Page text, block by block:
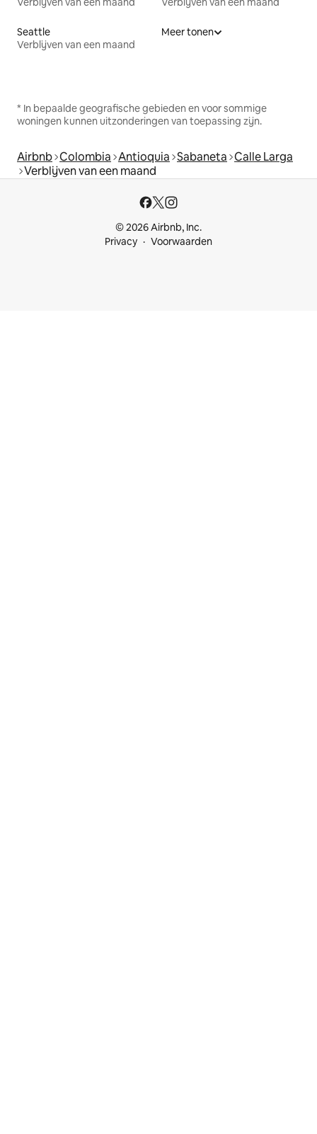
Seattle
Verblijven van een maand
Meer tonen
* In bepaalde geografische gebieden en voor sommige
woningen kunnen uitzonderingen van toepassing zijn.
Airbnb Colombia Antioquia Sabaneta Calle Larga
Verblijven van een maand
© 2026 Airbnb, Inc.
Privacy
Voorwaarden